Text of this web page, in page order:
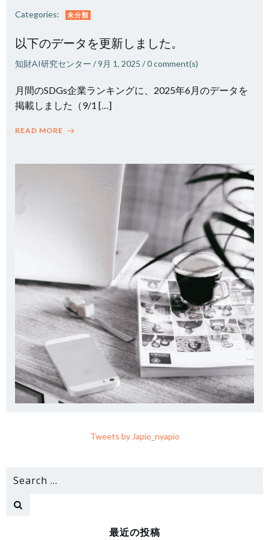
Categories: 未分類
以下のデータを更新しました。
知財AI研究センター /9月 1, 2025 /0comment(s)
月間のSDGs企業ランキングに、2025年6月のデータを
掲載しました（9/1 […]
READ MORE
Tweets by Japio_nyapio
最近の投稿